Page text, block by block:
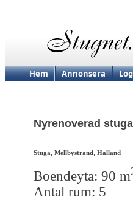
Hem Annonsera
Nyrenoverad
Stuga, Mellbystrand, Halland
Boendeyta: 90 m
Antal rum: 5